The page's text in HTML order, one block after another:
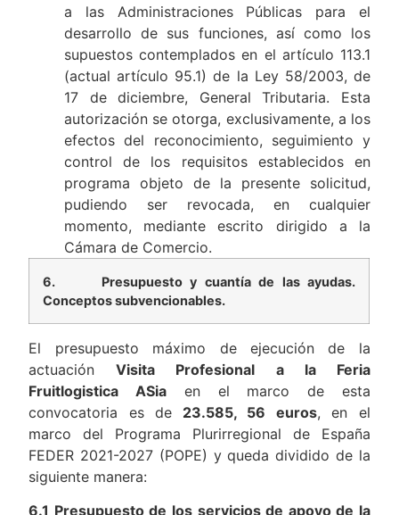
a las Administraciones Públicas para el
desarrollo de sus funciones, así como los
supuestos contemplados en el artículo 113.1
(actual artículo 95.1) de la Ley 58/2003, de
17 de diciembre, General Tributaria. Esta
autorización se otorga, exclusivamente, a los
efectos del reconocimiento, seguimiento y
control de los requisitos establecidos en
programa objeto de la presente solicitud,
pudiendo ser revocada, en cualquier
momento, mediante escrito dirigido a la
Cámara de Comercio.
6. Presupuesto y cuantía de las ayudas.
Conceptos subvencionables.
El presupuesto máximo de ejecución de la
actuaciónVisita Profesional a la Feria
Fruitlogistica ASia en el marco de esta
convocatoria es de 23.585, 56 euros, en el
marco del Programa Plurirregional de España
FEDER 2021-2027 (POPE) y queda dividido de la
siguiente manera:
6.1 Presupuesto de los servicios de apoyo de la